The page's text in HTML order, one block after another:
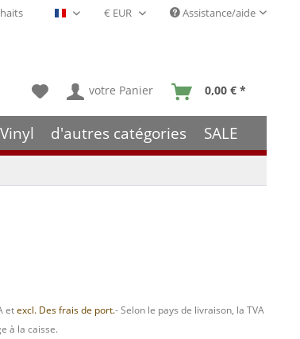
Français- FR Assistance/aide
votre Panier 0,00 € *
Vinyl d'autres catégories SALE
etexcl. Des frais de port.- Selon le pays de livraison, la TVA
à la caisse.